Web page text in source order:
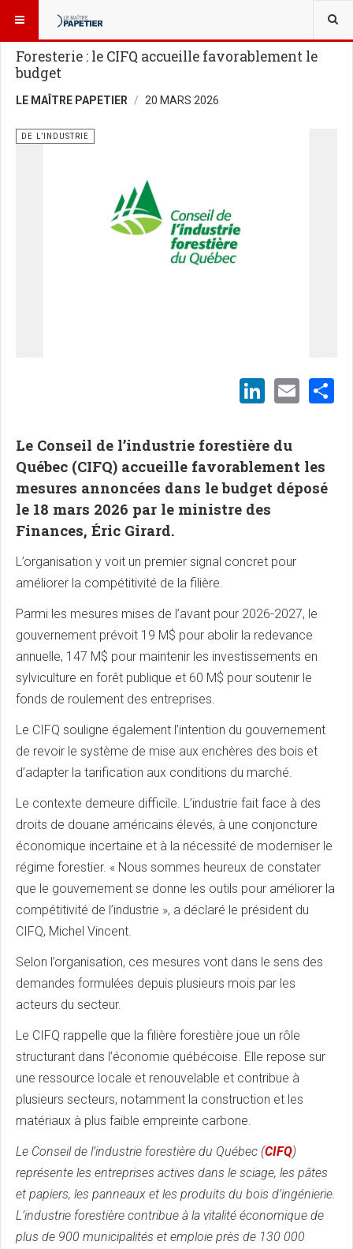
VOUS ÊTES ICI :
Foresterie : le CIFQ accueille favorablement le
budget
LE MAÎTRE PAPETIER 20 MARS 2026
DE L’INDUSTRIE
Le Conseil de l’industrie forestière du
Québec (CIFQ) accueille favorablement les
mesures annoncées dans le budget déposé
le 18 mars 2026 par le ministre des
Finances, Éric Girard.
L’organisation y voit un premier signal concret pour
améliorer la compétitivité de la filière.
Parmi les mesures mises de l’avant pour 2026-2027, le
gouvernement prévoit 19 M$ pour abolir la redevance
annuelle, 147 M$ pour maintenir les investissements en
sylviculture en forêt publique et 60 M$ pour soutenir le
fonds de roulement des entreprises.
Le CIFQ souligne également l’intention du gouvernement
de revoir le système de mise aux enchères des bois et
d’adapter la tarification aux conditions du marché.
Le contexte demeure difficile. L’industrie fait face à des
droits de douane américains élevés, à une conjoncture
économique incertaine et à la nécessité de moderniser le
régime forestier. « Nous sommes heureux de constater
que le gouvernement se donne les outils pour améliorer la
compétitivité de l’industrie », a déclaré le président du
CIFQ, Michel Vincent.
Selon l’organisation, ces mesures vont dans le sens des
demandes formulées depuis plusieurs mois par les
acteurs du secteur.
Le CIFQ rappelle que la filière forestière joue un rôle
structurant dans l’économie québécoise. Elle repose sur
une ressource locale et renouvelable et contribue à
plusieurs secteurs, notamment la construction et les
matériaux à plus faible empreinte carbone.
Le Conseil de l’industrie forestière du Québec (CIFQ)
représente les entreprises actives dans le sciage, les pâtes
et papiers, les panneaux et les produits du bois d’ingénierie.
L’industrie forestière contribue à la vitalité économique de
plus de 900 municipalités et emploie près de 130 000